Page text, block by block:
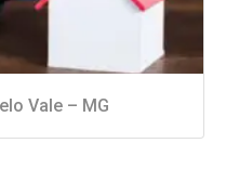
Vale – MG